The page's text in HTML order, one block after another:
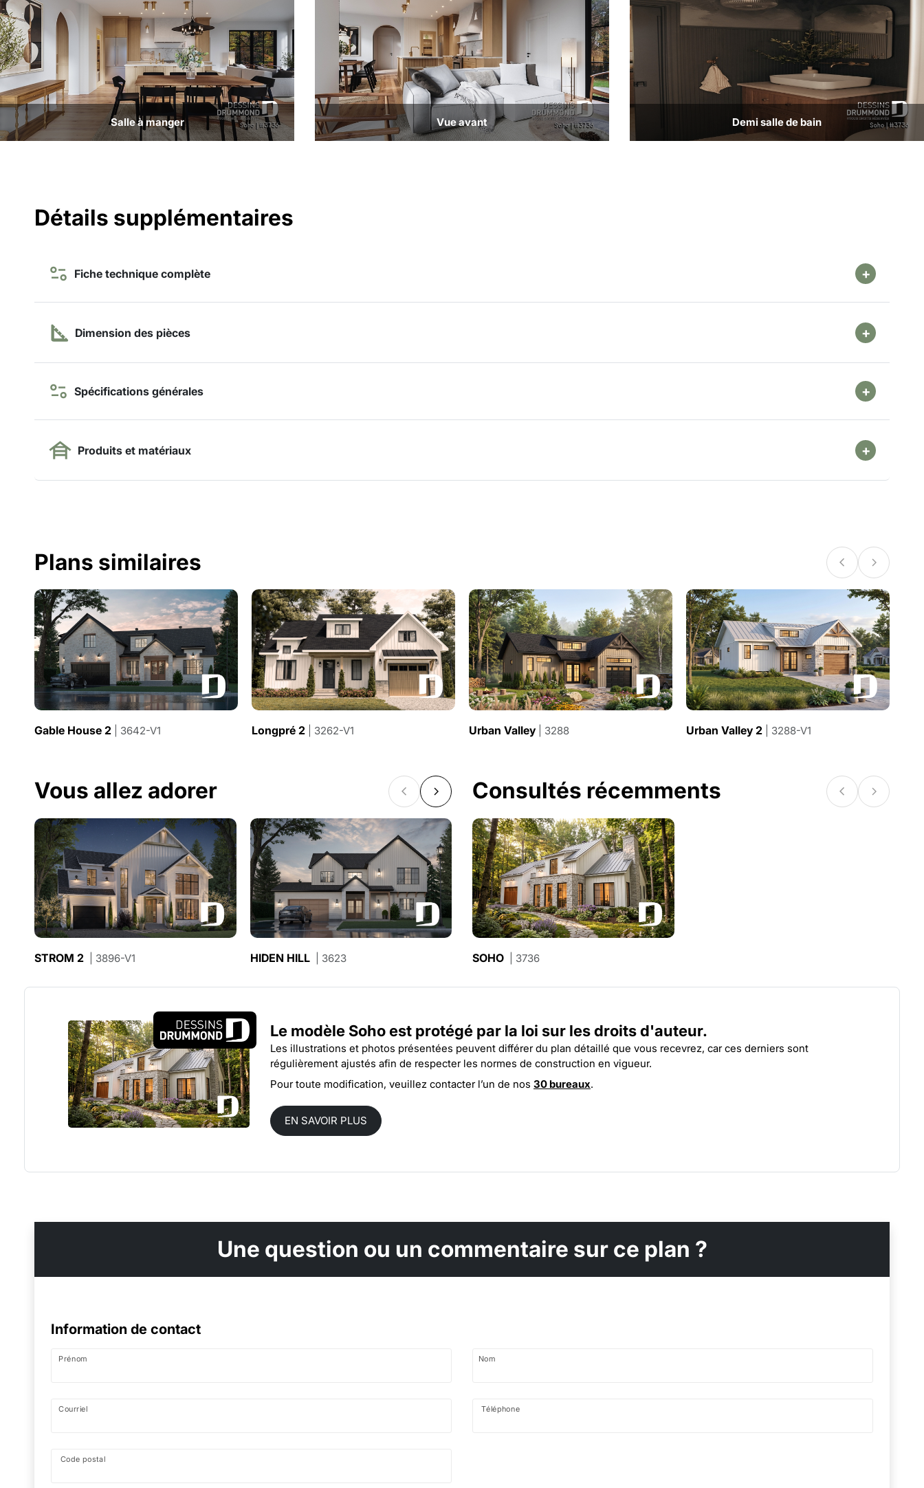
Salle à manger Vue avant Demi salle de bain
Détails supplémentaires
Fiche technique complète
Dimension des pièces
Spécifications générales
Produits et matériaux
Plans similaires
Gable House 2 | 3642-V1 Longpré 2 | 3262-V1 Urban Valley | 3288 Urban Valley 2 | 3288-V1
Vous allez adorer
STROM 2 | 3896-V1 HIDEN HILL | 3623 PINOT| 6121
Consultés récemments
SOHO | 3736
Le modèle Soho est protégé par la loi sur les droits d'auteur.
Les illustrations et photos présentées peuvent différer du plan détaillé que vous recevrez, car ces derniers sont
régulièrement ajustés afin de respecter les normes de construction en vigueur.
Pour toute modification, veuillez contacter l’un de nos 30 bureaux.
EN SAVOIR PLUS
Une question ou un commentaire sur ce plan ?
Information de contact
Prénom Nom
Courriel Téléphone
Code postal